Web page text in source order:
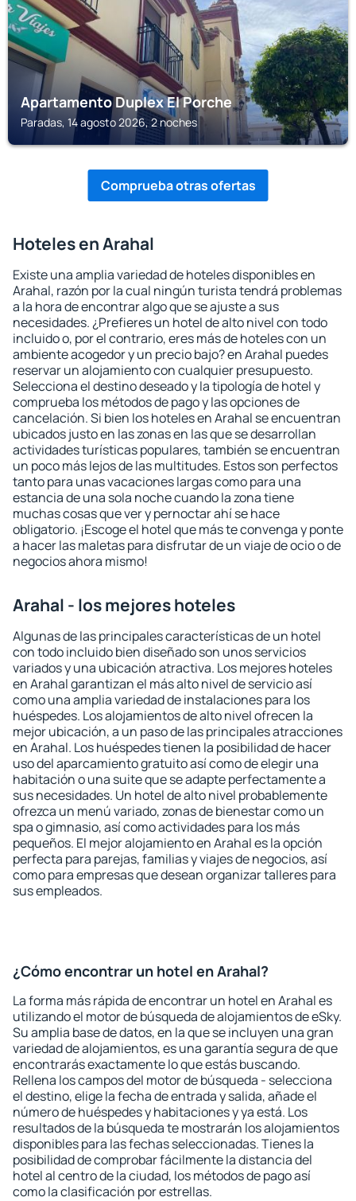
Apartamento Duplex El Porche
Paradas, 14 agosto 2026, 2 noches
Comprueba otras ofertas
Hoteles en Arahal
Existe una amplia variedad de hoteles disponibles en
Arahal, razón por la cual ningún turista tendrá problemas
a la hora de encontrar algo que se ajuste a sus
necesidades. ¿Prefieres un hotel de alto nivel con todo
incluido o, por el contrario, eres más de hoteles con un
ambiente acogedor y un precio bajo? en Arahal puedes
reservar un alojamiento con cualquier presupuesto.
Selecciona el destino deseado y la tipología de hotel y
comprueba los métodos de pago y las opciones de
cancelación. Si bien los hoteles en Arahal se encuentran
ubicados justo en las zonas en las que se desarrollan
actividades turísticas populares, también se encuentran
un poco más lejos de las multitudes. Estos son perfectos
tanto para unas vacaciones largas como para una
estancia de una sola noche cuando la zona tiene
muchas cosas que ver y pernoctar ahí se hace
obligatorio. ¡Escoge el hotel que más te convenga y ponte
a hacer las maletas para disfrutar de un viaje de ocio o de
negocios ahora mismo!
Arahal - los mejores hoteles
Algunas de las principales características de un hotel
con todo incluido bien diseñado son unos servicios
variados y una ubicación atractiva. Los mejores hoteles
en Arahal garantizan el más alto nivel de servicio así
como una amplia variedad de instalaciones para los
huéspedes. Los alojamientos de alto nivel ofrecen la
mejor ubicación, a un paso de las principales atracciones
en Arahal. Los huéspedes tienen la posibilidad de hacer
uso del aparcamiento gratuito así como de elegir una
habitación o una suite que se adapte perfectamente a
sus necesidades. Un hotel de alto nivel probablemente
ofrezca un menú variado, zonas de bienestar como un
spa o gimnasio, así como actividades para los más
pequeños. El mejor alojamiento en Arahal es la opción
perfecta para parejas, familias y viajes de negocios, así
como para empresas que desean organizar talleres para
sus empleados.
¿Cómo encontrar un hotel en Arahal?
La forma más rápida de encontrar un hotel en Arahal es
utilizando el motor de búsqueda de alojamientos de eSky.
Su amplia base de datos, en la que se incluyen una gran
variedad de alojamientos, es una garantía segura de que
encontrarás exactamente lo que estás buscando.
Rellena los campos del motor de búsqueda - selecciona
el destino, elige la fecha de entrada y salida, añade el
número de huéspedes y habitaciones y ya está. Los
resultados de la búsqueda te mostrarán los alojamientos
disponibles para las fechas seleccionadas. Tienes la
posibilidad de comprobar fácilmente la distancia del
hotel al centro de la ciudad, los métodos de pago así
como la clasificación por estrellas.